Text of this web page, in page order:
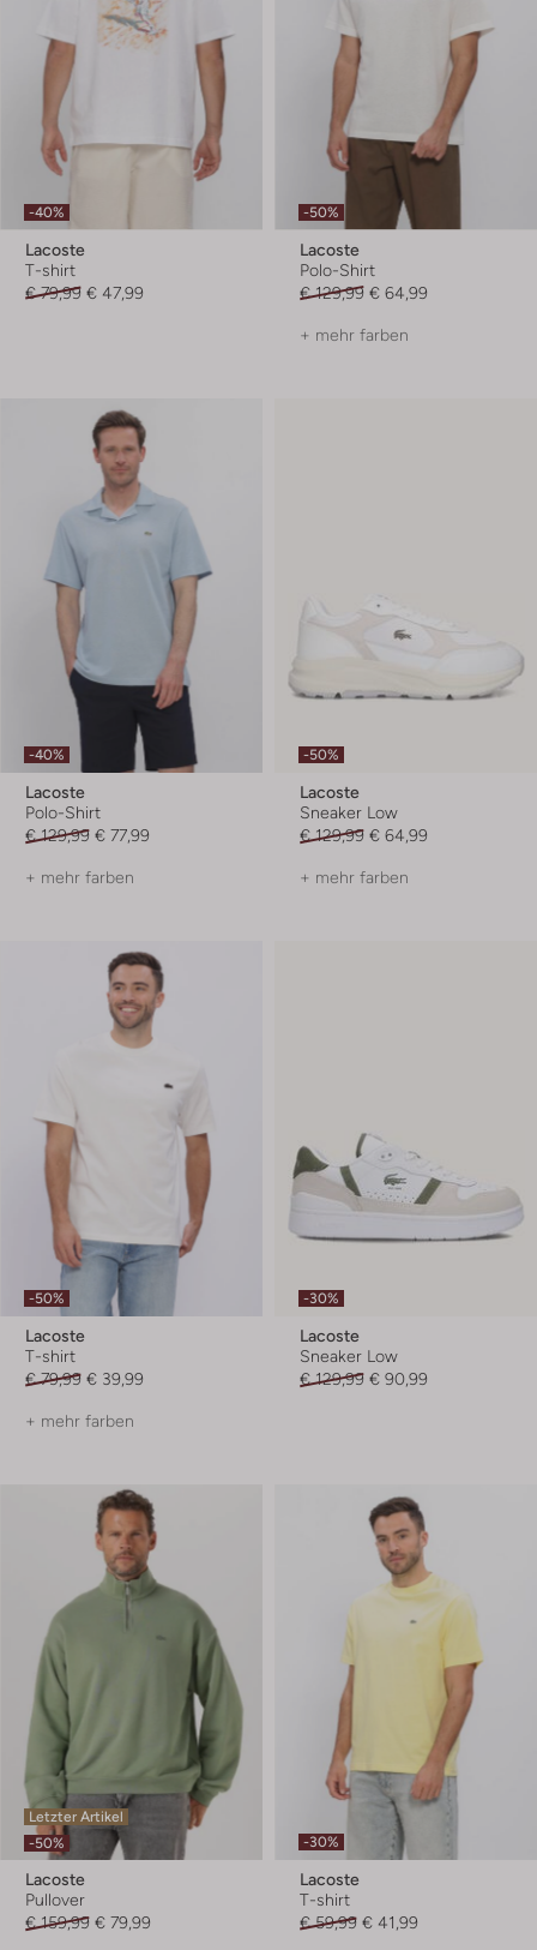
-40%
Lacoste
T-shirt
€ 79,99 € 47,99
-50%
Lacoste
Polo-Shirt
€ 129,99 € 64,99
+ mehr farben
-40%
Lacoste
Polo-Shirt
€ 129,99 € 77,99
+ mehr farben
-50%
Lacoste
Sneaker Low
€ 129,99 € 64,99
+ mehr farben
-50%
Lacoste
T-shirt
€ 79,99 € 39,99
+ mehr farben
-30%
Lacoste
Sneaker Low
€ 129,99 € 90,99
Letzter Artikel
-50%
Lacoste
Pullover
€ 159,99 € 79,99
-30%
Lacoste
T-shirt
€ 59,99 € 41,99